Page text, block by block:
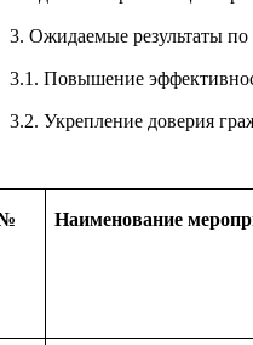
3. Ожидаемые результаты по
3.1. Повышение
3.2. Укрепление доверия
Наименование